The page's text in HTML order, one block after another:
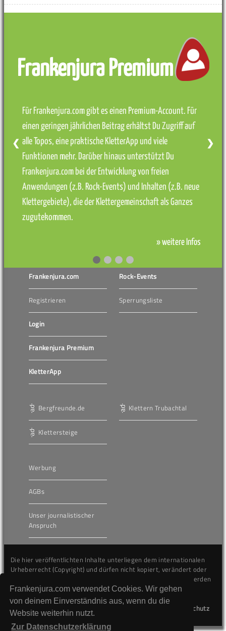
Frankenjura.com verwendet Cookies. Wir gehen
von deinem Einverständnis aus, wenn du die
Website weiterhin nutzt.
Zur Datenschutzerklärung
Frankenjura Premium
Für Frankenjura.com gibt es einen Premium-Account. Für
einen geringen jährlichen Beitrag erhältst Du Zugriff auf
alle Topos, eine praktische KletterApp und viele
Funktionen mehr. Darüber hinaus unterstützt Du
Frankenjura.com bei der Entwicklung von freien
Anwendungen (z.B. Rock-Events) und Inhalten (z.B. neue
Klettergebiete), die der Klettergemeinschaft als Ganzes
zugutekommen.
» weitere Infos
❮ ❯
Frankenjura.com
Registrieren
Login
Frankenjura Premium
KletterApp
Rock-Events
Sperrungsliste
Bergfreunde.de
Klettersteige
Klettern Trubachtal
Werbung
AGBs
Unser journalistischer
Anspruch
Die hier veröffentlichten Inhalte unterliegen dem internationalen
Urheberrecht (Copyright) und dürfen nicht kopiert, verändert oder
unverändert wiederveröffentlicht werden. Gegen Verstöße werden
wir auf juristischem Wege vorgehen.
Datenschutz